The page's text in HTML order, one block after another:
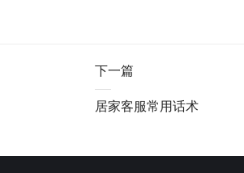
下一篇
居家客服常用话术